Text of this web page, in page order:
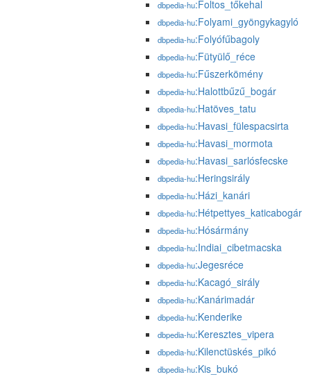
dbpedia-hu:Foltos_tőkehal
dbpedia-hu:Folyami_gyöngykagyló
dbpedia-hu:Folyófűbagoly
dbpedia-hu:Fütyülő_réce
dbpedia-hu:Fűszerkömény
dbpedia-hu:Halottbűzű_bogár
dbpedia-hu:Hatöves_tatu
dbpedia-hu:Havasi_fülespacsirta
dbpedia-hu:Havasi_mormota
dbpedia-hu:Havasi_sarlósfecske
dbpedia-hu:Heringsirály
dbpedia-hu:Házi_kanári
dbpedia-hu:Hétpettyes_katicabogár
dbpedia-hu:Hósármány
dbpedia-hu:Indiai_cibetmacska
dbpedia-hu:Jegesréce
dbpedia-hu:Kacagó_sirály
dbpedia-hu:Kanárimadár
dbpedia-hu:Kenderike
dbpedia-hu:Keresztes_vipera
dbpedia-hu:Kilenctüskés_pikó
dbpedia-hu:Kis_bukó